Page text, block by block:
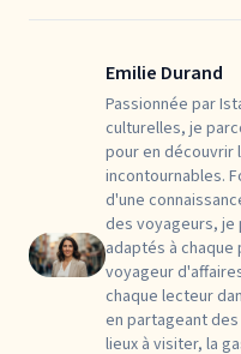
Emilie Durand
Passionnée par
culturelles, je
pour en découvrir
incontournables.
d'une
des voyageurs,
adaptés à
voyageur
chaque lecteur
en partageant
lieux à visiter, la